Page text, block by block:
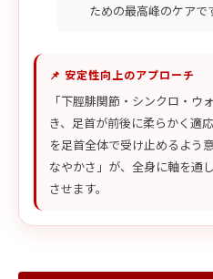
ための最高峰のケアで
📌 安定性向上のアプローチ
「下脛腓関節・シンクロ・ウ
き、足首が前後に柔らかく適
を足首全体で受け止めるよう
なやかさ」が、全身に軸を通
させます。